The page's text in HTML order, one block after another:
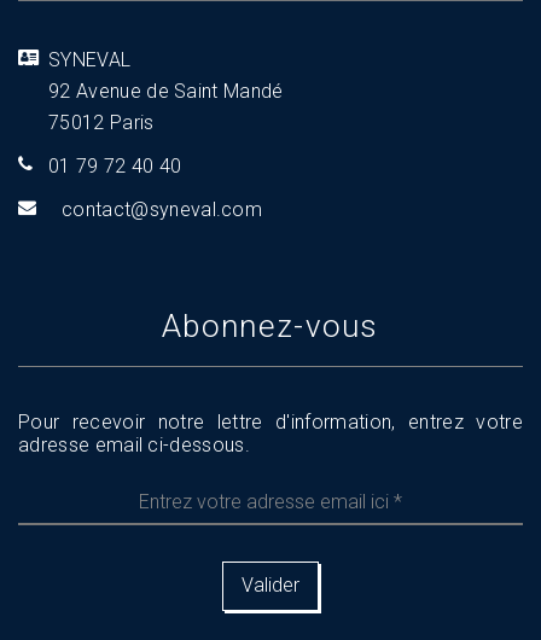
SYNEVAL
92 Avenue de Saint Mandé
75012 Paris
01 79 72 40 40
moc.l
aveny
s@tca
tnoc
Abonnez-vous
Pour recevoir notre lettre d'information, entrez votre
adresse email ci-dessous.
votre
ici